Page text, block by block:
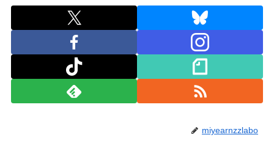
miyearnzzlabo